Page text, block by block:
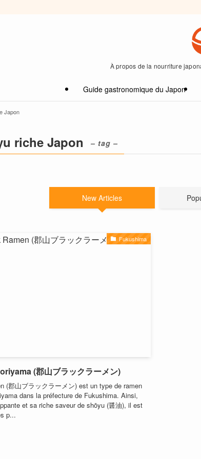
À propos de la nourriture
Guide gastronomique du Japon
Japon
riche Japon – tag –
New Articles
Fukushima
(郡山ブラックラーメン)
(郡山ブラックラーメン) est un type de ramen
dans la préfecture de Fukushima. Ainsi,
et sa riche saveur de shōyu (醤油), il est
p...